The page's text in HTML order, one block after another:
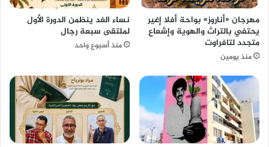
مهرجان «أناروز» بواحة أفلا إغير
يحتفي بالتراث والهوية وإشعاع
متجدد لتافراوت
منذ يومين
نساء الغد ينظمن الدورة الأول
لملتقى سبعة رجال
منذ أسبوع واحد